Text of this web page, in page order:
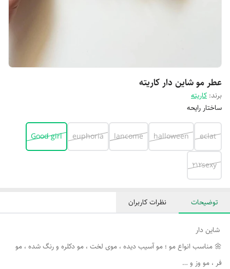
عطر مو شاین دار کاریته
برند: کاریته
ساختار رایحه
eclat
halloween
lancome
euphoria
Good girl
212sexy
توضیحات نظرات کاربران
شاین دار
🌼 مناسب انواع مو ؛ مو آسیب دیده ، موی لخت ، مو دکلره و رنگ شده ، مو
فر ، مو وز و …